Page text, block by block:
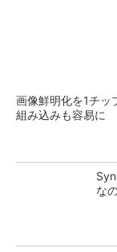
画像鮮明化を1チ
組み込みも容易に
な